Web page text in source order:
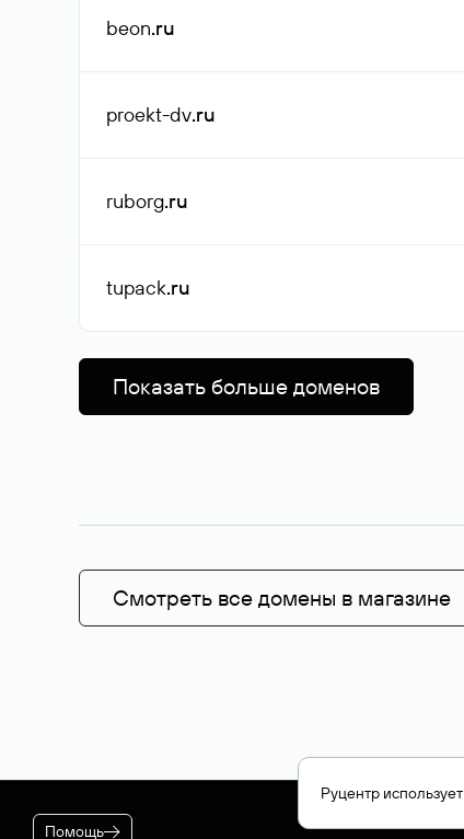
beon.ru
proekt-dv.ru
ruborg.ru
tupack.ru
Показать больше доменов
Смотреть все домены в магазине
Помощь
Руцентр использует